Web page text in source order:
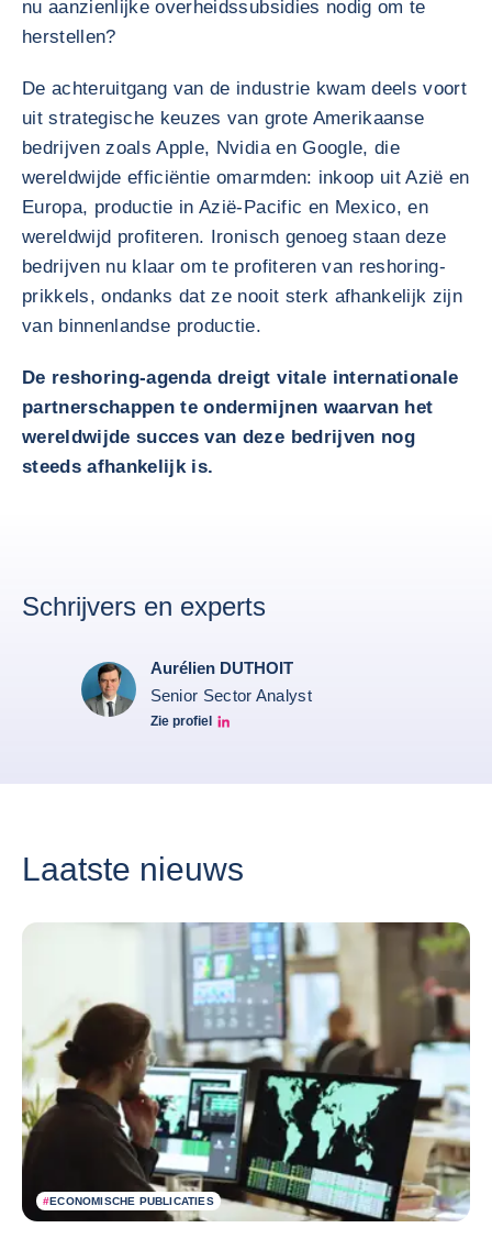
nu aanzienlijke overheidssubsidies nodig om te
herstellen?
De achteruitgang van de industrie kwam deels voort
uit strategische keuzes van grote Amerikaanse
bedrijven zoals Apple, Nvidia en Google, die
wereldwijde efficiëntie omarmden: inkoop uit Azië en
Europa, productie in Azië-Pacific en Mexico, en
wereldwijd profiteren. Ironisch genoeg staan deze
bedrijven nu klaar om te profiteren van reshoring-
prikkels, ondanks dat ze nooit sterk afhankelijk zijn
van binnenlandse productie.
De reshoring-agenda dreigt vitale internationale
partnerschappen te ondermijnen waarvan het
wereldwijde succes van deze bedrijven nog
steeds afhankelijk is.
Schrijvers en experts
Aurélien DUTHOIT
Senior Sector Analyst
Zie profiel
Aurélien Duthoit Linkedin profile
Laatste nieuws
#ECONOMISCHE PUBLICATIES